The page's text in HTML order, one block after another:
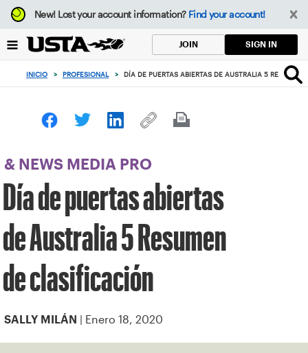
Enfoque
desde
botón
volver
principio
New!Lost your account information? Find your account!
JOIN SIGN IN
INICIO > PROFESIONAL > DÍA DE PUERTAS ABIERTAS DE AUSTRALIA 5 RESUMEN
& NEWS MEDIA PRO
Día de puertas abiertas
de Australia 5 Resumen
de clasificación
SALLY MILÁN | Enero 18, 2020